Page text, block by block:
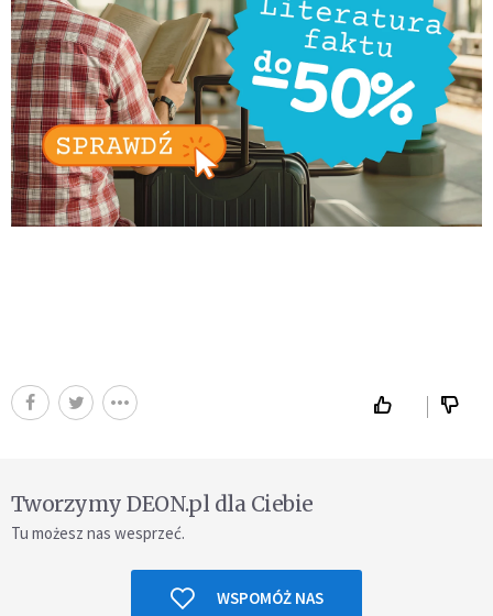
Tworzymy DEON.pl dla Ciebie
Tu możesz nas wesprzeć.
WSPOMÓŻ NAS